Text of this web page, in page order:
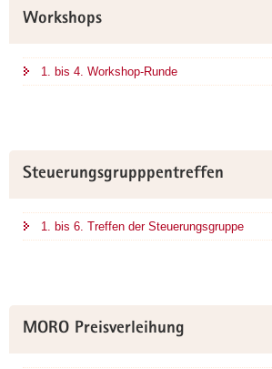
Workshops
1. bis 4. Workshop-Runde
Steuerungsgrupppentreffen
1. bis 6. Treffen der Steuerungsgruppe
MORO Preisverleihung